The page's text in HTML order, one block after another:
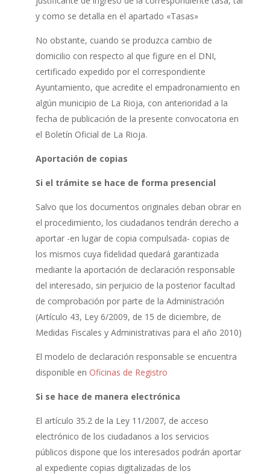
y como se detalla en el apartado «Tasas»
No obstante, cuando se produzca cambio de
domicilio con respecto al que figure en el DNI,
certificado expedido por el correspondiente
Ayuntamiento, que acredite el empadronamiento en
algún municipio de La Rioja, con anterioridad a la
fecha de publicación de la presente convocatoria en
el Boletín Oficial de La Rioja.
Aportación de copias
Si el trámite se hace de forma presencial
Salvo que los documentos originales deban obrar en
el procedimiento, los ciudadanos tendrán derecho a
aportar -en lugar de copia compulsada- copias de
los mismos cuya fidelidad quedará garantizada
mediante la aportación de declaración responsable
del interesado, sin perjuicio de la posterior facultad
de comprobación por parte de la Administración
(Artículo 43, Ley 6/2009, de 15 de diciembre, de
Medidas Fiscales y Administrativas para el año 2010)
El modelo de declaración responsable se encuentra
disponible en Oficinas de Registro
Si se hace de manera electrónica
El artículo 35.2 de la Ley 11/2007, de acceso
electrónico de los ciudadanos a los servicios
públicos dispone que los interesados podrán aportar
al expediente copias digitalizadas de los